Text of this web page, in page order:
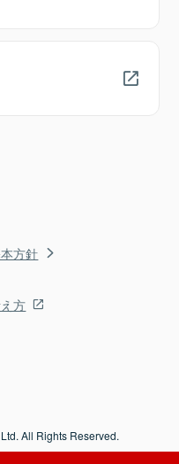
方針
方
All Rights Reserved.